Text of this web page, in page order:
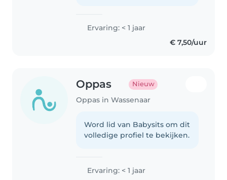
Ervaring: < 1 jaar
€ 7,50/uur
Oppas Nieuw
Oppas in Wassenaar
Word lid van Babysits om dit
volledige profiel te bekijken.
Ervaring: < 1 jaar